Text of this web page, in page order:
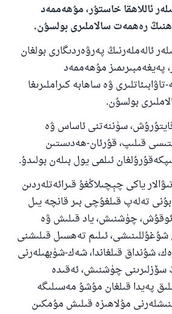
ئاللاھقا خاستۇر، مۇھەممەد
رەھمەت سالاملىرى بولسۇن.
ئالەملەرنىڭ پەرۋەردىگارى بولغان
پەيغەمبىرىمىز مۇھەممەد
تاۋابىئاتلىرى ۋە ساھابە كىراملىرىغا
بولسۇن.
سۈننەتنى ئاساس ۋە
قىلىپ، قۇرئان-ھەدىستىن
ئىلمى يول بىلەن بولىدۇ.
ياكى چېچىلاڭغۇ قىرائەتلەردىن
بۇنى تەلەپ قىلغۇچى بىر قانچە يىل
ئوقۇش، چۈشنىش، ياد قىلىش ۋە
شۇغۇللىنىشى، ئىلىم تەھسىل قىلىشنى
شۇنداق قىلغاندا، شەك-شۈبھىلەرنى
سۆزلىرىنى چۈشنىش، ئەقىدە
پەيدا قىلغان مۇشۇ مەسىلىگە
مۇلاھىزە قىلىش مۇمكىن